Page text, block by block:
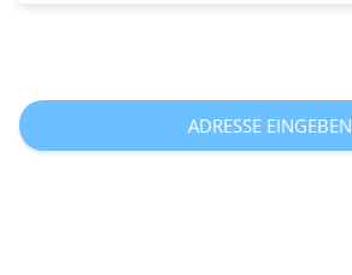
ADRESSE EINGEBEN